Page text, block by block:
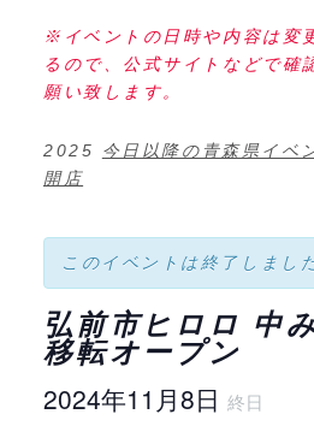
※イベントの日時や内容は変
るので、公式サイトなどで確
願い致します。
2025 今日以降の青森県イベ
開店
このイベントは終了しまし
弘前市ヒロロ 中
移転オープン
2024年11月8日 終日